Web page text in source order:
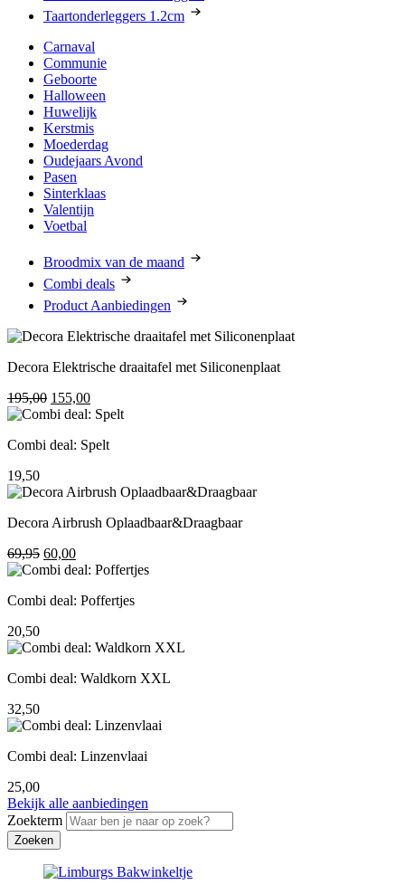
Taartonderleggers 1.2cm
Carnaval
Communie
Geboorte
Halloween
Huwelijk
Kerstmis
Moederdag
Oudejaars Avond
Pasen
Sinterklaas
Valentijn
Voetbal
Broodmix van de maand
Combi deals
Product Aanbiedingen
Decora Elektrische draaitafel met Siliconenplaat
195,00 Oorspronkelijke
prijs
195,00.
155,00Huidige
prijs
155,00.
Combi deal: Spelt
19,50
Decora Airbrush Oplaadbaar&Draagbaar
69,95 Oorspronkelijke
prijs
69,95.
60,00Huidige
prijs
60,00.
Combi deal: Poffertjes
20,50
Combi deal: Waldkorn XXL
32,50
Combi deal: Linzenvlaai
25,00
Bekijk alle aanbiedingen
Zoekterm